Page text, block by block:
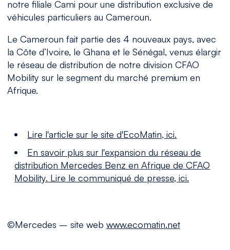
notre filiale Cami pour une distribution exclusive de
véhicules particuliers au Cameroun.
Le Cameroun fait partie des 4 nouveaux pays, avec
la Côte d’Ivoire, le Ghana et le Sénégal, venus élargir
le réseau de distribution de notre division CFAO
Mobility sur le segment du marché premium en
Afrique.
Lire l'article sur le site d'EcoMatin, ici.
En savoir plus sur l'expansion du réseau de
distribution Mercedes Benz en Afrique de CFAO
Mobility. Lire le communiqué de presse, ici.
©Mercedes – site web www.ecomatin.net